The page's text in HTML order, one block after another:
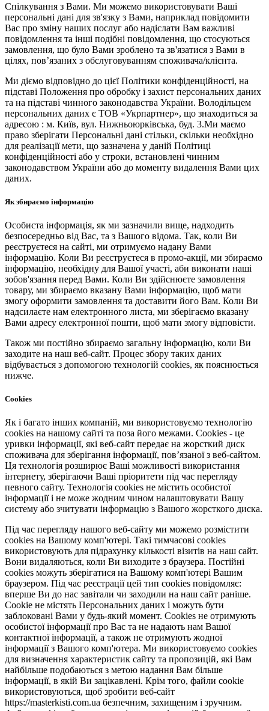
Спілкування з Вами. Ми можемо використовувати Ваші
персональні дані для зв'язку з Вами, наприклад повідомити
Вас про зміну наших послуг або надіслати Вам важливі
повідомлення та інші подібні повідомлення, що стосуються
замовлення, що було Вами зроблено та зв'язатися з Вами в
цілях, пов’язаних з обслуговуванням споживача/клієнта.
Ми діємо відповідно до цієї Політики конфіденційності, на
підставі Положення про обробку і захист персональних даних
та на підставі чинного законодавства України. Володільцем
персональних даних є ТОВ «Укрпартнер», що знаходиться за
адресою : м. Київ, вул. Нижньоюркiвська, буд. 3.Ми маємо
право зберігати Персональні дані стільки, скільки необхідно
для реалізації мети, що зазначена у даній Політиці
конфіденційності або у строки, встановлені чинним
законодавством України або до моменту видалення Вами цих
даних.
Як збираємо інформацію
Особиста інформація, як ми зазначили вище, надходить
безпосередньо від Вас, та з Вашого відома. Так, коли Ви
реєструєтеся на сайті, ми отримуємо надану Вами
інформацію. Коли Ви реєструєтеся в промо-акції, ми збираємо
інформацію, необхідну для Вашої участі, аби виконати наші
зобов'язання перед Вами. Коли Ви здійснюєте замовлення
товару, ми збираємо вказану Вами інформацію, щоб мати
змогу оформити замовлення та доставити його Вам. Коли Ви
надсилаєте нам електронного листа, ми зберігаємо вказану
Вами адресу електронної пошти, щоб мати змогу відповісти.
Також ми постійно збираємо загальну інформацію, коли Ви
заходите на наш веб-сайт. Процес збору таких даних
відбувається з допомогою технологій cookies, як пояснюється
нижче.
Cookies
Як і багато інших компаній, ми використовуємо технологію
cookies на нашому сайті та поза його межами. Cookies - це
уривки інформації, які веб-сайт передає на жорсткий диск
споживача для зберігання інформації, пов’язаної з веб-сайтом.
Ця технологія розширює Ваші можливості використання
інтернету, зберігаючи Ваші пріоритети під час перегляду
певного сайту. Технологія cookies не містить особистої
інформації і не може жодним чином налаштовувати Вашу
систему або зчитувати інформацію з Вашого жорсткого диска.
Під час перегляду нашого веб-сайту ми можемо розмістити
cookies на Вашому комп'ютері. Такі тимчасові cookies
використовують для підрахунку кількості візитів на наш сайт.
Вони видаляються, коли Ви виходите з браузера. Постійні
cookies можуть зберігатися на Вашому комп'ютері Вашим
браузером. Під час реєстрації цей тип cookies повідомляє:
вперше Ви до нас завітали чи заходили на наш сайт раніше.
Cookie не містять Персональних даних і можуть бути
заблоковані Вами у будь-який момент. Сookies не отримують
особистої інформації про Вас та не надають нам Вашої
контактної інформації, а також не отримують жодної
інформації з Вашого комп'ютера. Ми використовуємо cookies
для визначення характеристик сайту та пропозицій, які Вам
найбільше подобаються з метою надання Вам більше
інформації, в якій Ви зацікавлені. Крім того, файли cookie
використовуються, щоб зробити веб-сайт
https://masterkisti.com.ua безпечним, захищеним і зручним.